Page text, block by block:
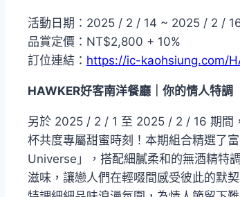
活動日期：2025 / 2 / 14 ~ 2025 / 2 /
品賞定價：NT$2,800 + 10%
訂位連結： https://ic-kaohsiung.com/
HAWKER好客南洋餐廳｜你的情人特調
另於 2025 / 2 / 1 至 2025 / 2 / 16 期間
杯共度專屬甜蜜時刻！本期組合精選了
Universe」，搭配細膩柔和的無酒精特
滋味，讓戀人們在輕啜間感受彼此的默